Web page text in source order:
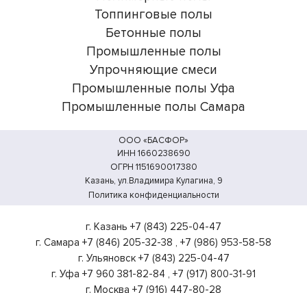
Топпинговые полы
Бетонные полы
Промышленные полы
Упрочняющие смеси
Промышленные полы Уфа
Промышленные полы Самара
ООО «БАСФОР»
ИНН 1660238690
ОГРН 1151690017380
Казань, ул.Владимира Кулагина, 9
Политика конфиденциальности
г. Казань +7 (843) 225-04-47
г. Самара +7 (846) 205-32-38 , +7 (986) 953-58-58
г. Ульяновск +7 (843) 225-04-47
г. Уфа +7 960 381-82-84 , +7 (917) 800-31-91
г. Москва +7 (916) 447-80-28